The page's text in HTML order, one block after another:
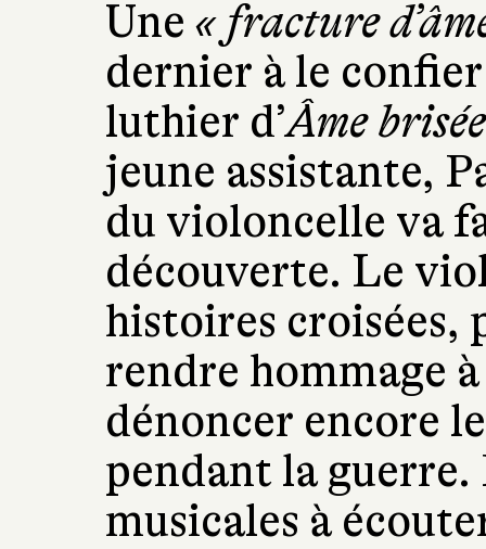
Une « fracture
dernier à le
luthier d’Âme brisée
jeune assistante,
du violoncelle va
découverte. Le
histoires croisées,
rendre hommage
dénoncer encore
pendant la guerre.
musicales à